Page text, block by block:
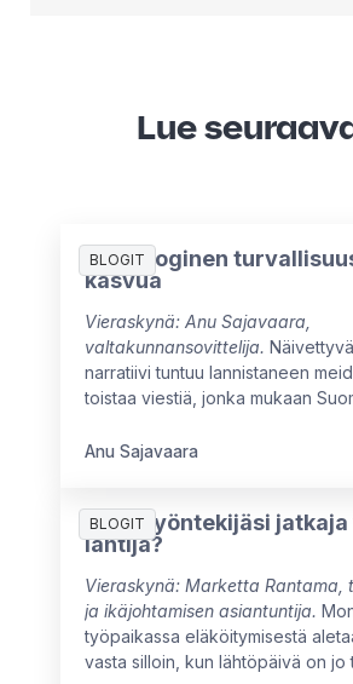
Lue
BLOGIT
Psykologinen
kasvua
Vieraskynä: Anu Sajavaara,
valtakunnansovittelija.
narratiivi tuntuu lannistaneen
toistaa viestiä, jonka mukaan
signaalit ovat vielä heikkoja.
oppisimme ajattelemaan isommin.
Anu Sajavaara
BLOGIT
Onko työntekijäsi jatkaja
lähtijä?
Vieraskynä: Marketta Rantama,
ja ikäjohtamisen asiantuntija.
työpaikassa eläköitymisestä
vasta silloin, kun lähtöpäivä on jo